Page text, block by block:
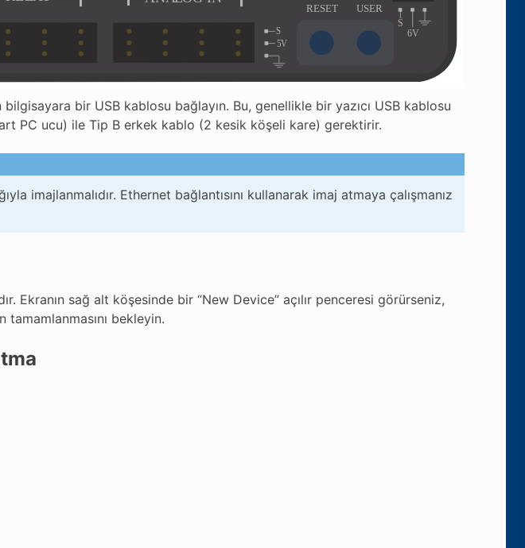
bilgisayara bir USB kablosu bağlayın. Bu, genellikle bir yazıcı USB kablosu
PC ucu) ile Tip B erkek kablo (2 kesik köşeli kare) gerektirir.
imajlanmalıdır. Ethernet bağlantısını kullanarak imaj atmaya çalışmanız
Ekranın sağ alt köşesinde bir “New Device” açılır penceresi görürseniz,
bekleyin.